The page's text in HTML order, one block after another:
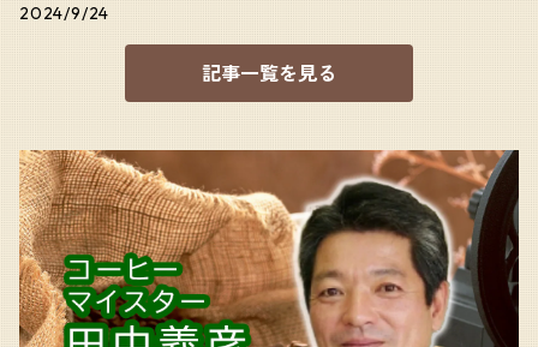
2024/9/24
記事一覧を見る